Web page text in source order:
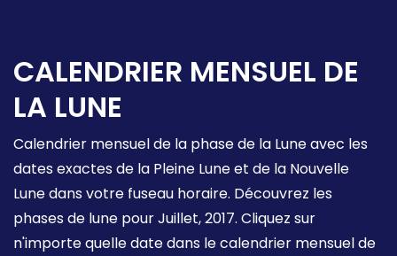
CALENDRIER MENSUEL DE
LA LUNE
Calendrier mensuel de la phase de la Lune avec les
dates exactes de la Pleine Lune et de la Nouvelle
Lune dans votre fuseau horaire. Découvrez les
phases de lune pour Juillet, 2017. Cliquez sur
n'importe quelle date dans le calendrier mensuel de